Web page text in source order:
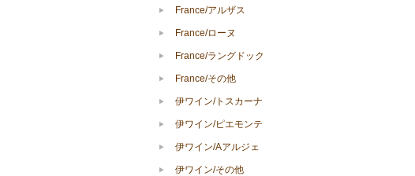
France/アルザス
France/ローヌ
France/ラングドック
France/その他
伊ワイン/トスカーナ
伊ワイン/ピエモンテ
伊ワイン/Aアルジェ
伊ワイン/その他